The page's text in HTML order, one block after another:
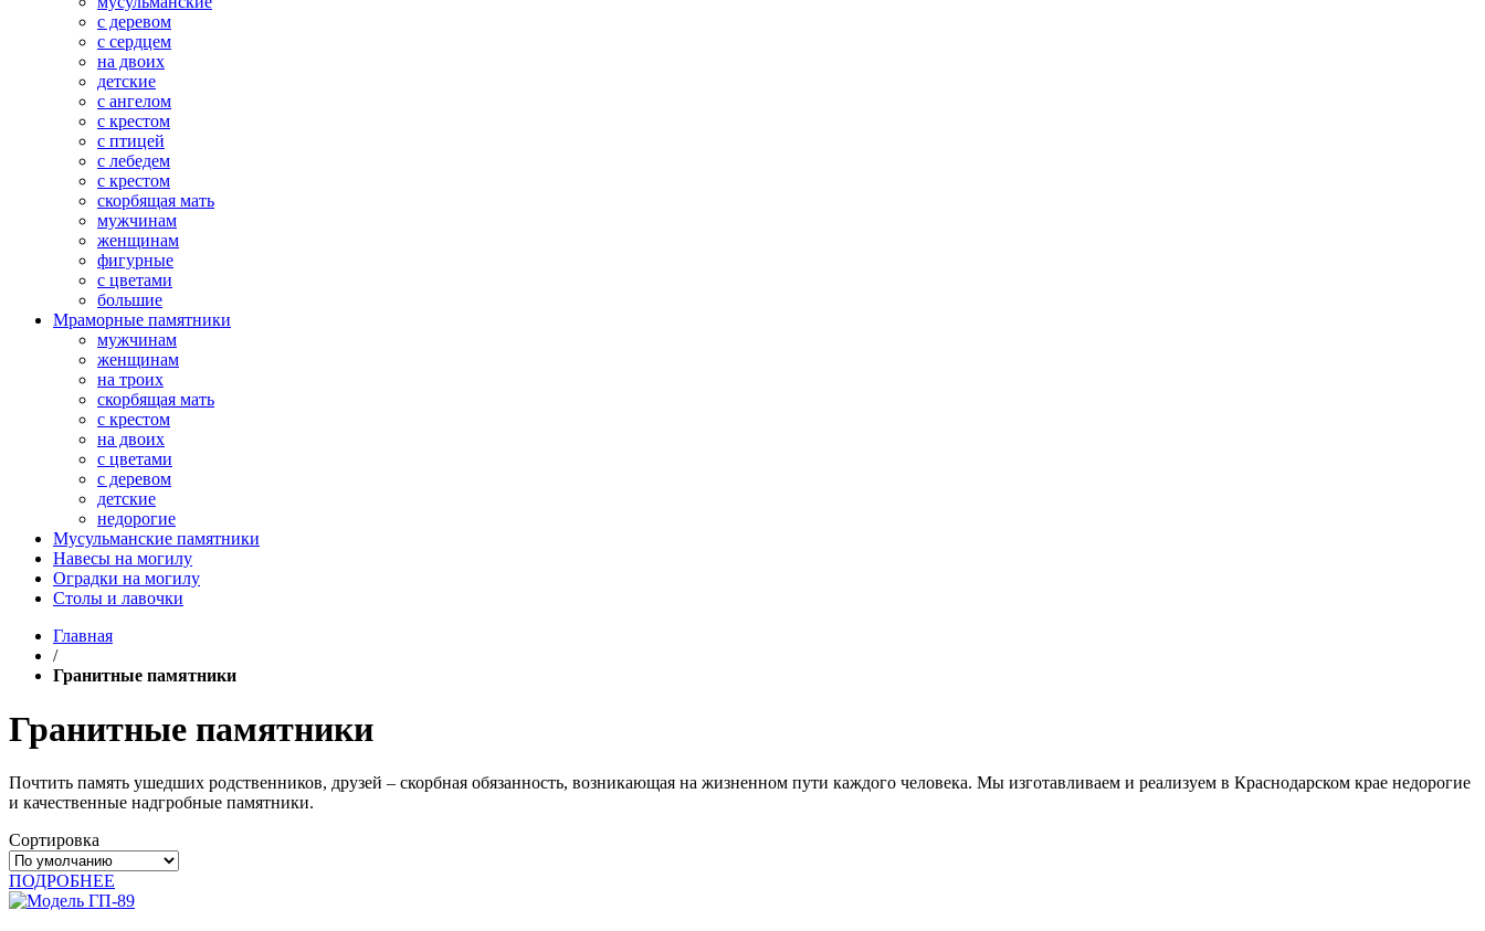
с деревом
с сердцем
на двоих
детские
с ангелом
с крестом
с птицей
с лебедем
с крестом
скорбящая мать
мужчинам
женщинам
фигурные
с цветами
большие
Мраморные памятники
мужчинам
женщинам
на троих
скорбящая мать
с крестом
на двоих
с цветами
с деревом
детские
недорогие
Мусульманские памятники
Навесы на могилу
Оградки на могилу
Столы и лавочки
Главная
/
Гранитные памятники
Гранитные памятники
Почтить память ушедших родственников, друзей – скорбная обязанность, возникающая на жизненном пути каждого человека. Мы изготавливаем и реализуем в Краснодарском крае недорогие
и качественные надгробные памятники.
Сортировка
ПОДРОБНЕЕ